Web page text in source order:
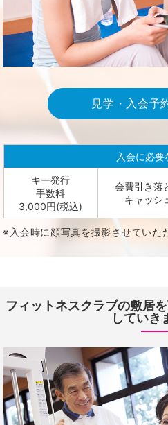
見学・入会予
入会に必要
キー発行
手数料
3,000円(税込)
会費引き落
キャッシ
※入会時に顔写真を撮影させていた
フィットネスクラブの敷居
していき